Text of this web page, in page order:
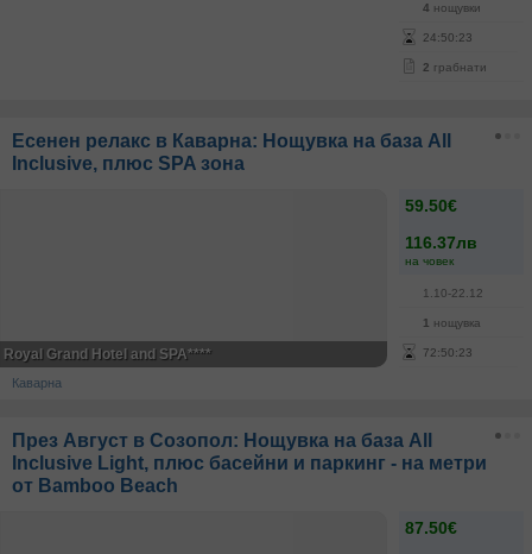
4 нощувки
24:50:23
2 грабнати
Есенен релакс в Каварна: Нощувка на база All
Inclusive, плюс SPA зона
59.50€
116.37лв
на човек
1.10-22.12
1 нощувка
72:50:23
Royal Grand Hotel and SPA****
Каварна
През Август в Созопол: Нощувка на база All
Inclusive Light, плюс басейни и паркинг - на метри
от Bamboo Beach
87.50€